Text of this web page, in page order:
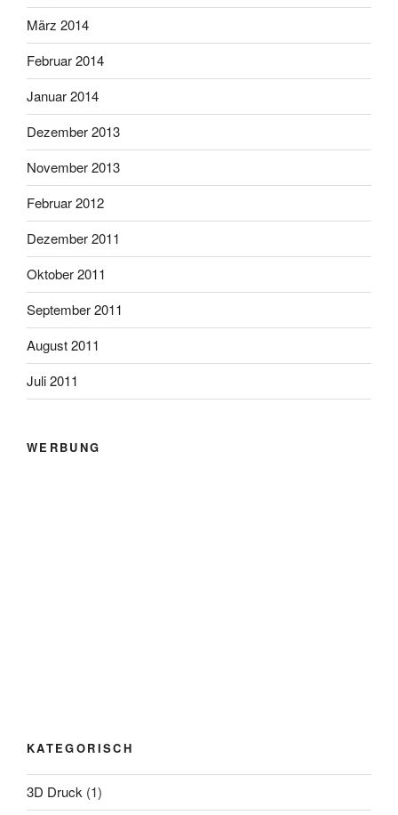
März 2014
Februar 2014
Januar 2014
Dezember 2013
November 2013
Februar 2012
Dezember 2011
Oktober 2011
September 2011
August 2011
Juli 2011
WERBUNG
KATEGORISCH
3D Druck (1)